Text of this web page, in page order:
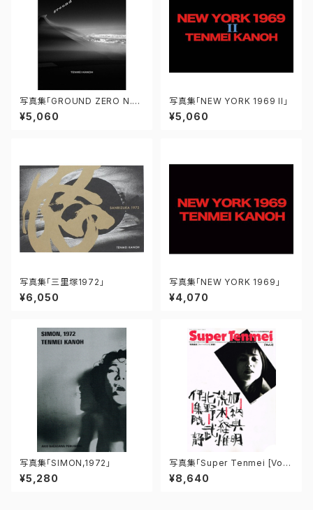
写真集「GROUND ZERO N.
Y.」
¥5,060
写真集「NEW YORK 1969 II」
¥5,060
写真集「三里塚1972」
¥6,050
写真集「NEW YORK 1969」
¥4,070
写真集「SIMON,1972」
¥5,280
写真集「Super Tenmei [Vol.
1]」
¥8,640